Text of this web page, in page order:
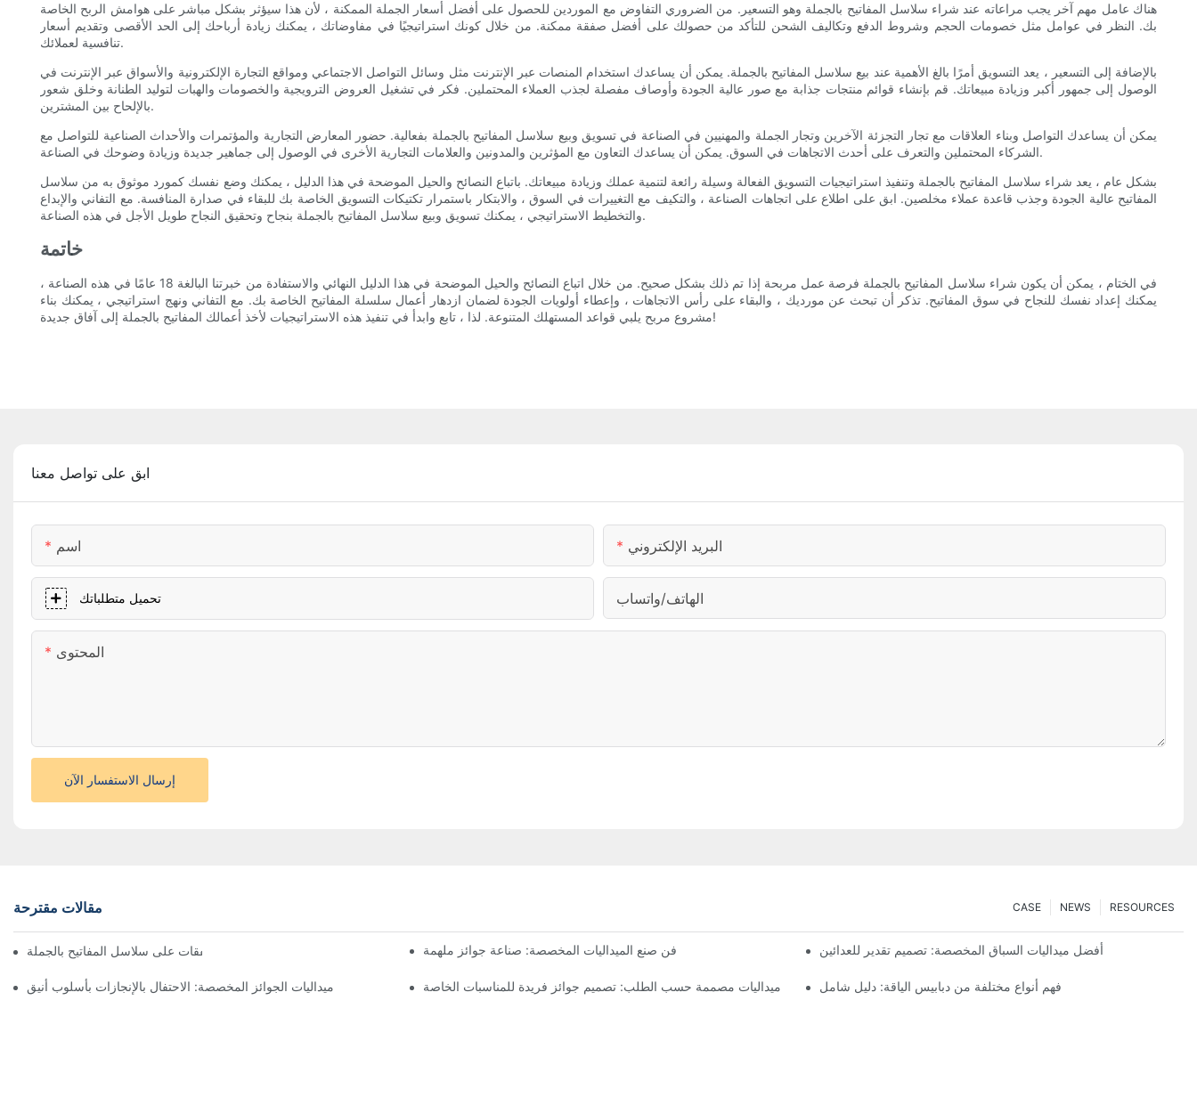
هناك عامل مهم آخر يجب مراعاته عند شراء سلاسل المفاتيح بالجملة وهو التسعير. من الضروري التفاوض مع الموردين للحصول على أفضل أسعار الجملة الممكنة ، لأن هذا سيؤثر بشكل مباشر على هوامش الربح الخاصة
بك. النظر في عوامل مثل خصومات الحجم وشروط الدفع وتكاليف الشحن للتأكد من حصولك على أفضل صفقة ممكنة. من خلال كونك استراتيجيًا في مفاوضاتك ، يمكنك زيادة أرباحك إلى الحد الأقصى وتقديم أسعار
تنافسية لعملائك.
بالإضافة إلى التسعير ، يعد التسويق أمرًا بالغ الأهمية عند بيع سلاسل المفاتيح بالجملة. يمكن أن يساعدك استخدام المنصات عبر الإنترنت مثل وسائل التواصل الاجتماعي ومواقع التجارة الإلكترونية والأسواق عبر الإنترنت في
الوصول إلى جمهور أكبر وزيادة مبيعاتك. قم بإنشاء قوائم منتجات جذابة مع صور عالية الجودة وأوصاف مفصلة لجذب العملاء المحتملين. فكر في تشغيل العروض الترويجية والخصومات والهبات لتوليد الطنانة وخلق شعور
بالإلحاح بين المشترين.
يمكن أن يساعدك التواصل وبناء العلاقات مع تجار التجزئة الآخرين وتجار الجملة والمهنيين في الصناعة في تسويق وبيع سلاسل المفاتيح بالجملة بفعالية. حضور المعارض التجارية والمؤتمرات والأحداث الصناعية للتواصل مع
الشركاء المحتملين والتعرف على أحدث الاتجاهات في السوق. يمكن أن يساعدك التعاون مع المؤثرين والمدونين والعلامات التجارية الأخرى في الوصول إلى جماهير جديدة وزيادة وضوحك في الصناعة.
بشكل عام ، يعد شراء سلاسل المفاتيح بالجملة وتنفيذ استراتيجيات التسويق الفعالة وسيلة رائعة لتنمية عملك وزيادة مبيعاتك. باتباع النصائح والحيل الموضحة في هذا الدليل ، يمكنك وضع نفسك كمورد موثوق به من سلاسل
المفاتيح عالية الجودة وجذب قاعدة عملاء مخلصين. ابق على اطلاع على اتجاهات الصناعة ، والتكيف مع التغييرات في السوق ، والابتكار باستمرار تكتيكات التسويق الخاصة بك للبقاء في صدارة المنافسة. مع التفاني والإبداع
والتخطيط الاستراتيجي ، يمكنك تسويق وبيع سلاسل المفاتيح بالجملة بنجاح وتحقيق النجاح طويل الأجل في هذه الصناعة.
خاتمة
في الختام ، يمكن أن يكون شراء سلاسل المفاتيح بالجملة فرصة عمل مربحة إذا تم ذلك بشكل صحيح. من خلال اتباع النصائح والحيل الموضحة في هذا الدليل النهائي والاستفادة من خبرتنا البالغة 18 عامًا في هذه الصناعة ،
يمكنك إعداد نفسك للنجاح في سوق المفاتيح. تذكر أن تبحث عن مورديك ، والبقاء على رأس الاتجاهات ، وإعطاء أولويات الجودة لضمان ازدهار أعمال سلسلة المفاتيح الخاصة بك. مع التفاني ونهج استراتيجي ، يمكنك بناء
مشروع مربح يلبي قواعد المستهلك المتنوعة. لذا ، تابع وابدأ في تنفيذ هذه الاستراتيجيات لأخذ أعمالك المفاتيح بالجملة إلى آفاق جديدة!
ابق على تواصل معنا
اسم البريد الإلكتروني
تحميل متطلباتك الهاتف/واتساب
المحتوى
إرسال الاستفسار الآن
مقالات مقترحة RESOURCES
NEWS
CASE
فتح التوفير: اكتشف أفضل الصفقات على سلاسل المفاتيح بالجملة فن صنع الميداليات المخصصة: صناعة جوائز ملهمة أفضل ميداليات السباق المخصصة: تصميم تقدير للعدائين
ميداليات الجوائز المخصصة: الاحتفال بالإنجازات بأسلوب أنيق ميداليات مصممة حسب الطلب: تصميم جوائز فريدة للمناسبات الخاصة فهم أنواع مختلفة من دبابيس الياقة: دليل شامل